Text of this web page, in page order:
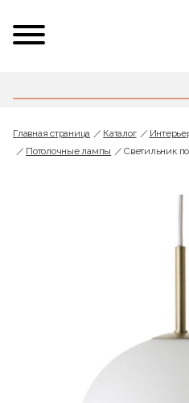
Главная страница Каталог
Потолочные лампы
Светильник